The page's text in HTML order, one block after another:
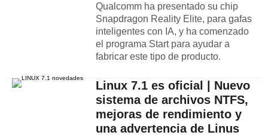
Qualcomm ha presentado su chip
Snapdragon Reality Elite, para gafas
inteligentes con IA, y ha comenzado
el programa Start para ayudar a
fabricar este tipo de producto.
Linux 7.1 es oficial | Nuevo
sistema de archivos NTFS,
mejoras de rendimiento y
una advertencia de Linus